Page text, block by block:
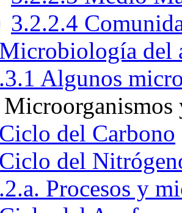
3.2.2.4
del
Algunos
del Carbono
del
Procesos y